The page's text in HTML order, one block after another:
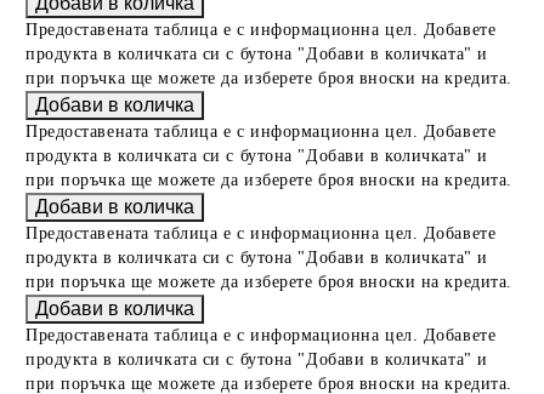
Предоставената таблица е с информационна цел. Добавете
продукта в количката си с бутона "Добави в количката" и
при поръчка ще можете да изберете броя вноски на кредита.
Предоставената таблица е с информационна цел. Добавете
продукта в количката си с бутона "Добави в количката" и
при поръчка ще можете да изберете броя вноски на кредита.
Предоставената таблица е с информационна цел. Добавете
продукта в количката си с бутона "Добави в количката" и
при поръчка ще можете да изберете броя вноски на кредита.
Предоставената таблица е с информационна цел. Добавете
продукта в количката си с бутона "Добави в количката" и
при поръчка ще можете да изберете броя вноски на кредита.